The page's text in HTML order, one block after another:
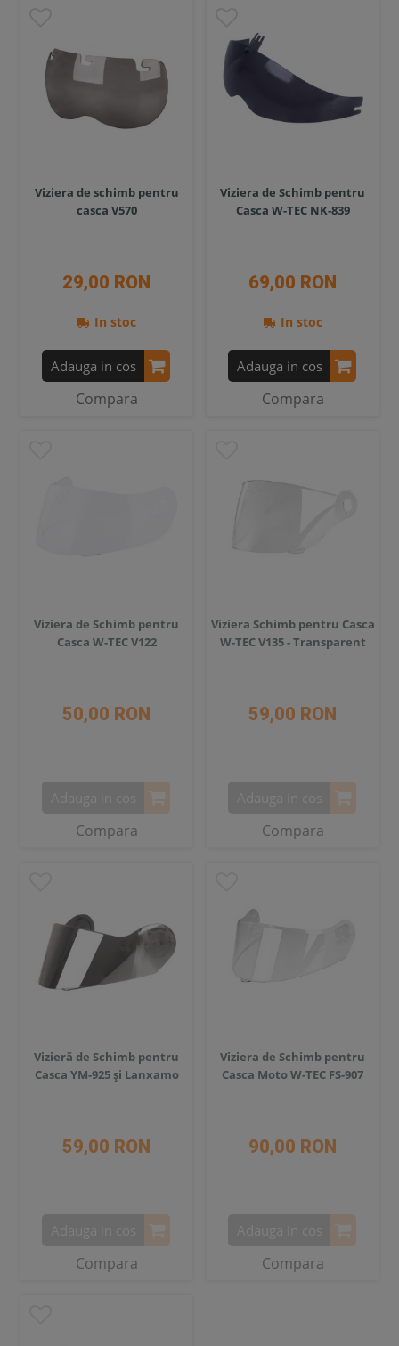
Viziera de schimb pentru
casca V570
29,00 RON
In stoc
Adauga in cos
Compara
Viziera de Schimb pentru
Casca W-TEC NK-839
69,00 RON
In stoc
Adauga in cos
Compara
Viziera de Schimb pentru
Casca W-TEC V122
50,00 RON
Compara
Viziera Schimb pentru Casca
W-TEC V135 - Transparent
59,00 RON
Compara
Vizieră de Schimb pentru
Casca YM-925 și Lanxamo
59,00 RON
Compara
Viziera de Schimb pentru
Casca Moto W-TEC FS-907
90,00 RON
Compara